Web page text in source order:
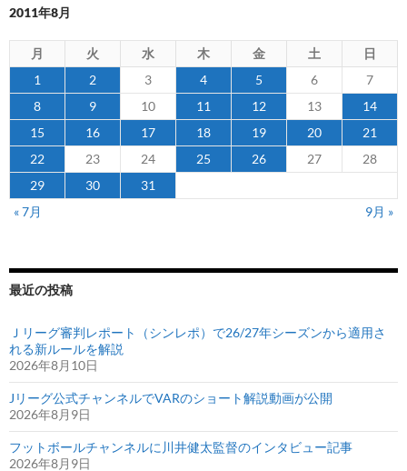
導
入
お
よ
び
大
会
方
決
2011年8月
月 火 水 木 金 土
日
1
2 3 4 5 6
7
8
9 10 11 12 13
14
15
16 17 18 19 20
21
22
23 24 25 26 27
28
29
30
31
« 7月
9月 »
最近の投稿
Ｊリーグ審判レポート（シンレポ）で26/27年シーズンから適用さ
れる新ルールを解説
2026年8月10日
Jリーグ公式チャンネルでVARのショート解説動画が公開
2026年8月9日
フットボールチャンネルに川井健太監督のインタビュー記事
2026年8月9日